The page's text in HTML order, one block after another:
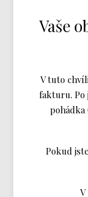
Vaše
V tuto
fakturu. Po
pohádka
Pokud